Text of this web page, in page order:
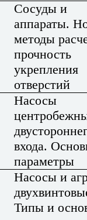
Сосуды и
аппараты.
методы
прочность
укрепления
отверстий
Насосы
входа.
параметры
Насосы и
Типы и